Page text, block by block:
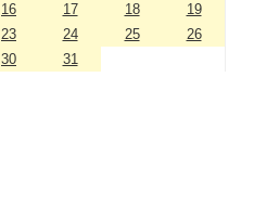
16 17 18
19
23 24 25
26
30 31